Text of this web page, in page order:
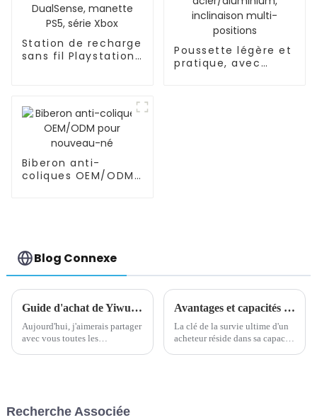
Station de recharge
sans fil Playstation
Poussette légère et
pratique, avec
Biberon anti-
coliques OEM/ODM
Blog Connexe
Guide d'achat de Yiwu avec l'expérience la plus complète et la plus précise
Aujourd'hui, j'aimerais partager
avec vous toutes les
phase II et a une vaste
Avantages et capacités des agents d'achat
La clé de la survie ultime d'un
acheteur réside dans sa capacité
Recherche Associée